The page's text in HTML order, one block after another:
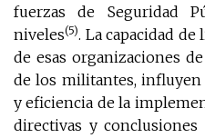
fuerzas de Seguridad
niveles(5). La capacidad
de esas organizaciones
de los militantes, influyen
y eficiencia de la
directivas y